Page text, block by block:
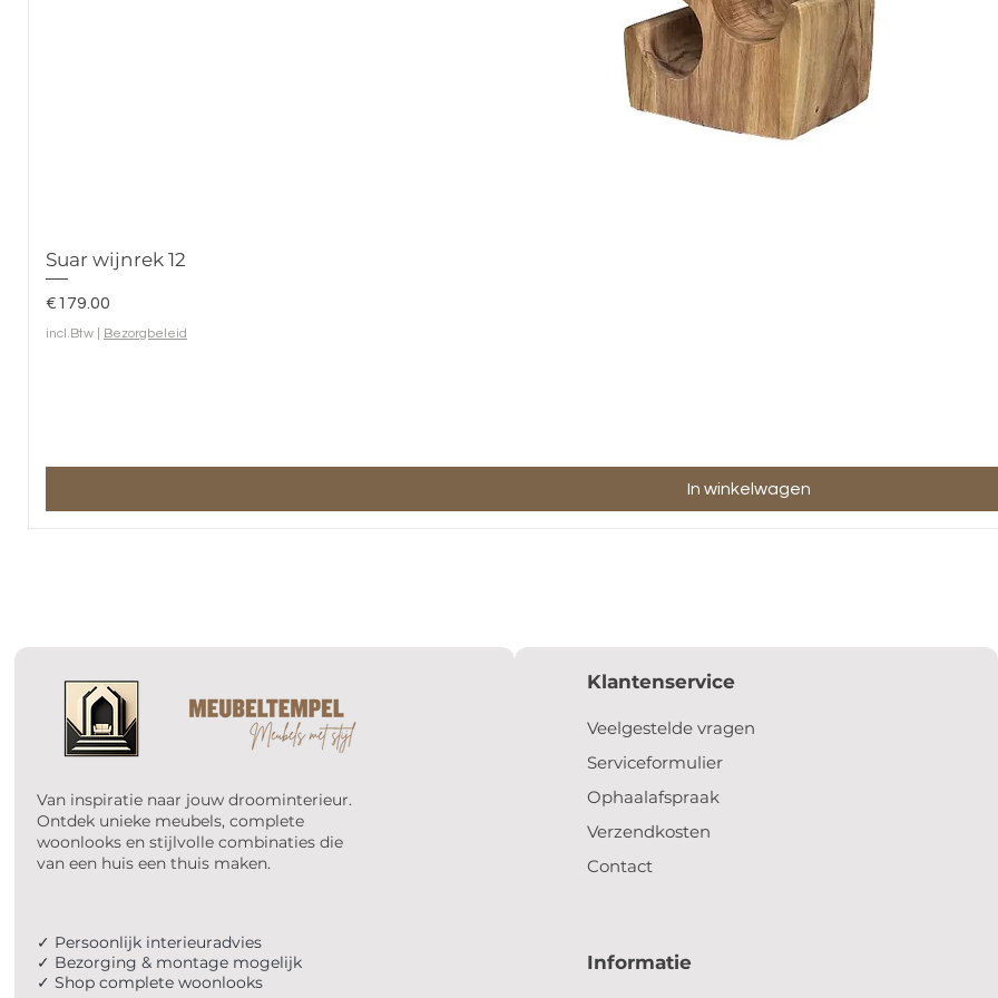
Suar wijnrek 12
Prijs
€179.00
incl.Btw Bezorgbeleid
In winkelwagen
Van inspiratie naar jouw droominterieur.
Ontdek unieke meubels, complete
woonlooks en stijlvolle combinaties die
van een huis een thuis maken.
✓ Persoonlijk interieuradvies
✓ Bezorging & montage mogelijk
✓ Shop complete woonlooks
Klantenservice
Veelgestelde vragen
Serviceformulier
Ophaalafspraak
Verzendkosten
Contact
Informatie